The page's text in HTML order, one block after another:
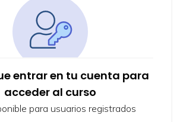
entrar en tu cuenta para
acceder al curso
para usuarios registrados